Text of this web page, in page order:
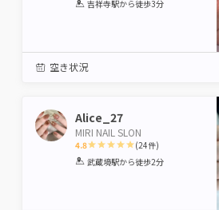
1 2 3 4 5
吉祥寺駅から徒歩3分
空き状況
Alice_27
MIRI NAIL SLON
4.8
1 2 3 4 5
(24件)
武蔵境駅から徒歩2分